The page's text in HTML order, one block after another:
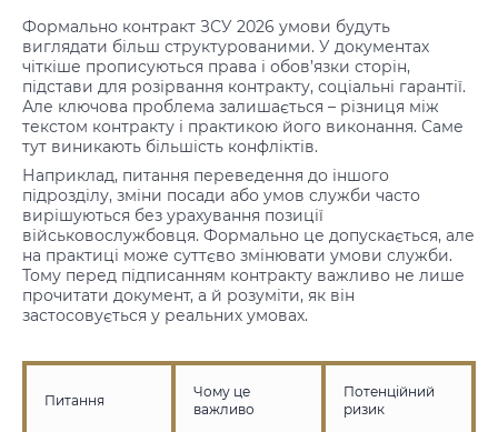
Формально контракт ЗСУ 2026 умови будуть
виглядати більш структурованими. У документах
чіткіше прописуються права і обов’язки сторін,
підстави для розірвання контракту, соціальні гарантії.
Але ключова проблема залишається – різниця між
текстом контракту і практикою його виконання. Саме
тут виникають більшість конфліктів.
Наприклад, питання переведення до іншого
підрозділу, зміни посади або умов служби часто
вирішуються без урахування позиції
військовослужбовця. Формально це допускається, але
на практиці може суттєво змінювати умови служби.
Тому перед підписанням контракту важливо не лише
прочитати документ, а й розуміти, як він
застосовується у реальних умовах.
Питання
Чому це
важливо
Потенційний
ризик